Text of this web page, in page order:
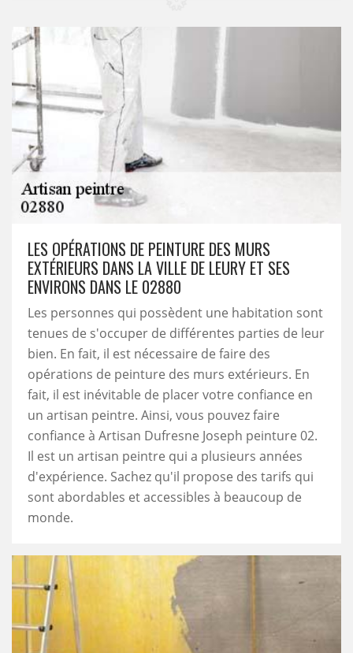
LES OPÉRATIONS DE PEINTURE DES MURS
EXTÉRIEURS DANS LA VILLE DE LEURY ET SES
ENVIRONS DANS LE 02880
Les personnes qui possèdent une habitation sont
tenues de s'occuper de différentes parties de leur
bien. En fait, il est nécessaire de faire des
opérations de peinture des murs extérieurs. En
fait, il est inévitable de placer votre confiance en
un artisan peintre. Ainsi, vous pouvez faire
confiance à Artisan Dufresne Joseph peinture 02.
Il est un artisan peintre qui a plusieurs années
d'expérience. Sachez qu'il propose des tarifs qui
sont abordables et accessibles à beaucoup de
monde.